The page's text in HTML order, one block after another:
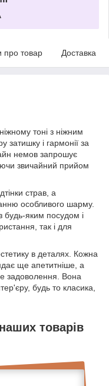
про товар Доставка
тоні з ніжним
затишку і гармонії за
немов запрошує
звичайний прийом
страв, а
особливого шарму.
будь-яким посудом і
так і для
в деталях. Кожна
ще апетитніше, а
задоволення. Вона
будь то класика,
товарів